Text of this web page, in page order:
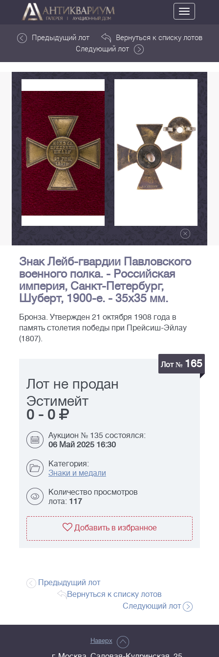
Toggle
navigation
Предыдущий лот
Вернуться к списку лотов
Следующий лот
Знак Лейб-гвардии Павловского
военного полка. - Российская
империя, Санкт-Петербург,
Шуберт, 1900-е. - 35х35 мм.
Бронза. Утвержден 21 октября 1908 года в
память столетия победы при Прейсиш-Эйлау
(1807).
Лот № 165
Лот не продан
Эстимейт
0 - 0
Аукцион № 135 состоялся:
06 Май 2025 16:30
Категория:
Знаки и медали
Количество просмотров
лота: 117
Добавить в избранное
Предыдущий лот
Вернуться к списку лотов
Следующий лот
Наверх